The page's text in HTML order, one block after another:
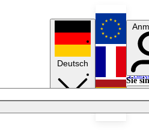
Deutsch
Sie
Licht